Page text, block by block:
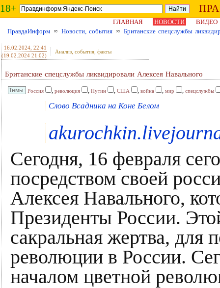
18+
ГЛАВНАЯ НОВОСТИ
ВИДЕО
ПравдаИнформ ≈ Новости, события ≈ Британские спецслужбы
16.02.2024 , 22:41
(19.02.2024 21:02)
Анализ, события, факты
Британские спецслужбы ликвидировали Алексея Навального
Россия , революция , Путин , США , война , мир , спецслужбы
Слово Всадника на Коне Белом
Сегодня, 16 февраля
посредством своей
Алексея Навального,
Президенты России.
сакральная жертва, для
революции в России.
началом цветной